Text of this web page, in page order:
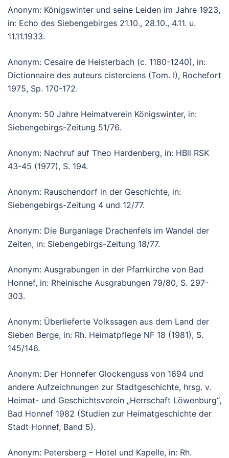
Anonym: Königswinter und seine Leiden im Jahre 1923,
in: Echo des Siebengebirges 21.10., 28.10., 4.11. u.
11.11.1933.
Anonym: Cesaire de Heisterbach (c. 1180-1240), in:
Dictionnaire des auteurs cisterciens (Tom. I), Rochefort
1975, Sp. 170-172.
Anonym: 50 Jahre Heimatverein Königswinter, in:
Siebengebirgs-Zeitung 51/76.
Anonym: Nachruf auf Theo Hardenberg, in: HBll RSK
43-45 (1977), S. 194.
Anonym: Rauschendorf in der Geschichte, in:
Siebengebirgs-Zeitung 4 und 12/77.
Anonym: Die Burganlage Drachenfels im Wandel der
Zeiten, in: Siebengebirgs-Zeitung 18/77.
Anonym: Ausgrabungen in der Pfarrkirche von Bad
Honnef, in: Rheinische Ausgrabungen 79/80, S. 297-
303.
Anonym: Überlieferte Volkssagen aus dem Land der
Sieben Berge, in: Rh. Heimatpflege NF 18 (1981), S.
145/146.
Anonym: Der Honnefer Glockenguss von 1694 und
andere Aufzeichnungen zur Stadtgeschichte, hrsg. v.
Heimat- und Geschichtsverein „Herrschaft Löwenburg“,
Bad Honnef 1982 (Studien zur Heimatgeschichte der
Stadt Honnef, Band 5).
Anonym: Petersberg – Hotel und Kapelle, in: Rh.